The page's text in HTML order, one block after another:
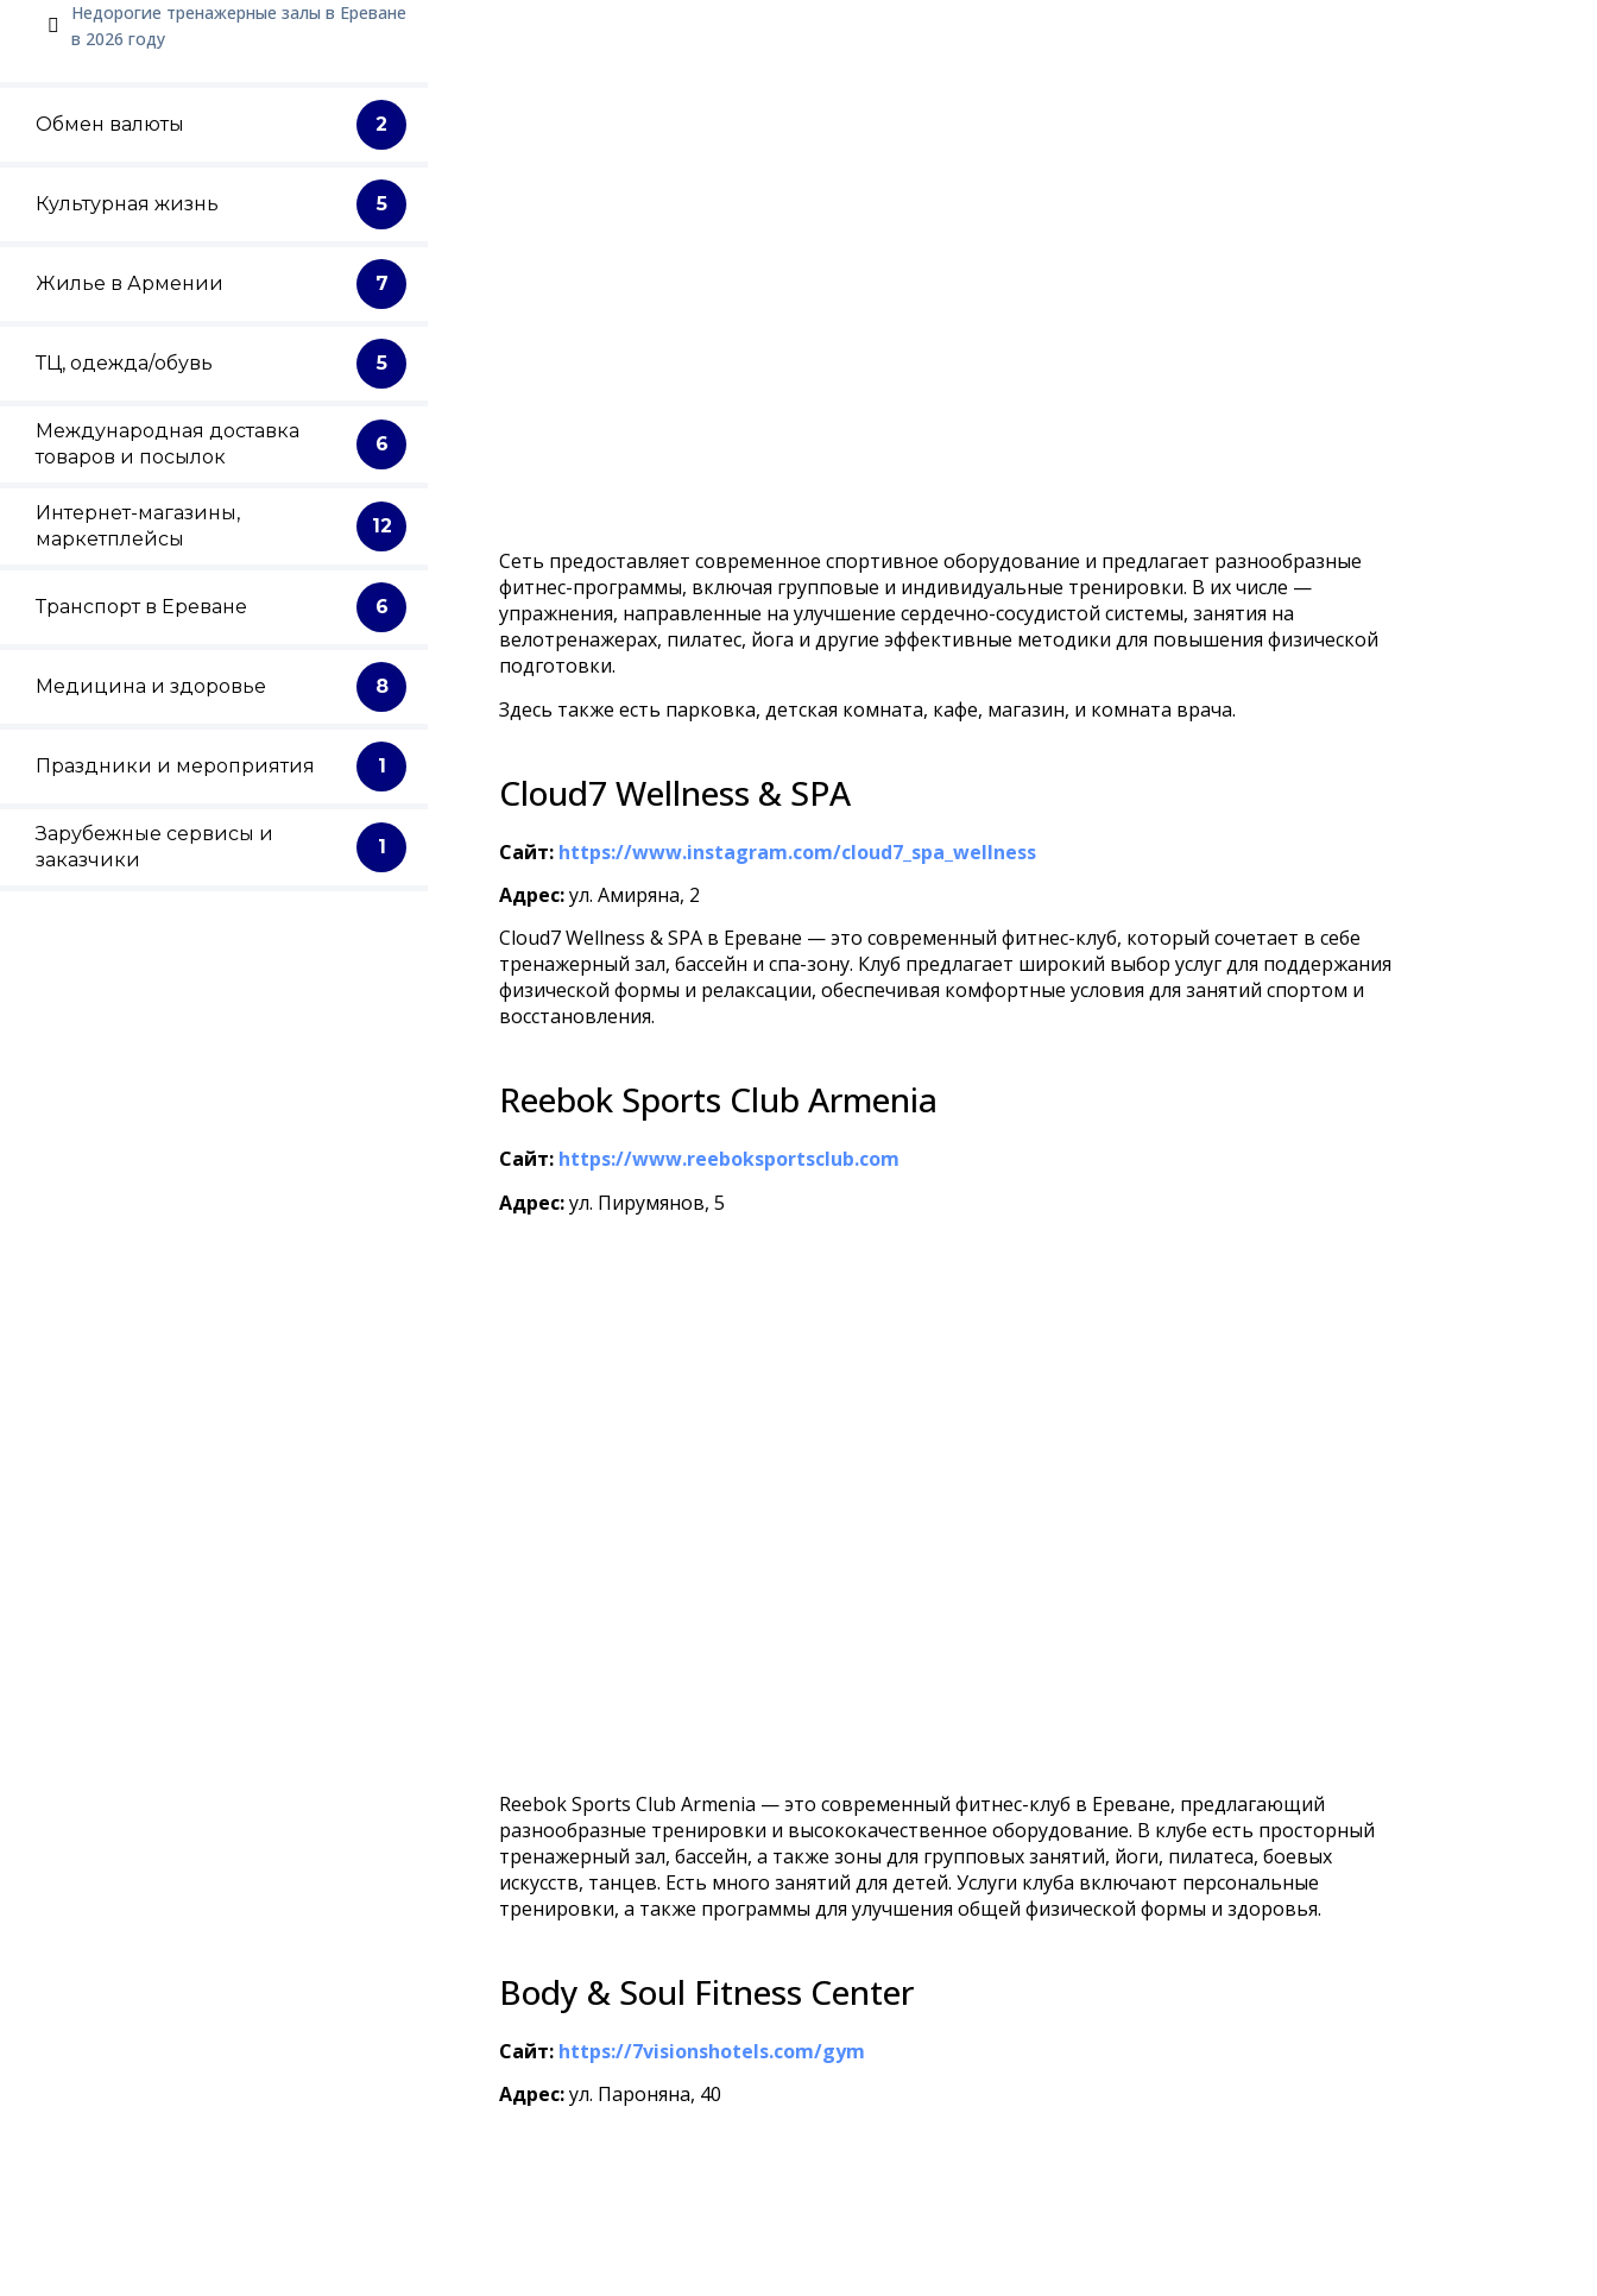
Недорогие тренажерные залы в Ереване
в 2026 году
Обмен валюты 2
Культурная жизнь 5
Жилье в Армении 7
ТЦ, одежда/обувь 5
Международная доставка
товаров и посылок
6
Интернет-магазины,
маркетплейсы
12
Транспорт в Ереване 6
Медицина и здоровье 8
Праздники и мероприятия 1
Зарубежные сервисы и
заказчики
1
Сеть предоставляет современное спортивное оборудование и предлагает разнообразные
фитнес-программы, включая групповые и индивидуальные тренировки. В их числе —
упражнения, направленные на улучшение сердечно-сосудистой системы, занятия на
велотренажерах, пилатес, йога и другие эффективные методики для повышения физической
подготовки.
Здесь также есть парковка, детская комната, кафе, магазин, и комната врача.
Cloud7 Wellness & SPA
Сайт: https://www.instagram.com/cloud7_spa_wellness
Адрес:ул. Амиряна, 2
Cloud7 Wellness & SPA в Ереване — это современный фитнес-клуб, который сочетает в себе
тренажерный зал, бассейн и спа-зону. Клуб предлагает широкий выбор услуг для поддержания
физической формы и релаксации, обеспечивая комфортные условия для занятий спортом и
восстановления.
Reebok Sports Club Armenia
Сайт: https://www.reeboksportsclub.com
Адрес:ул. Пирумянов, 5
Reebok Sports Club Armenia — это современный фитнес-клуб в Ереване, предлагающий
разнообразные тренировки и высококачественное оборудование. В клубе есть просторный
тренажерный зал, бассейн, а также зоны для групповых занятий, йоги, пилатеса, боевых
искусств, танцев. Есть много занятий для детей. Услуги клуба включают персональные
тренировки, а также программы для улучшения общей физической формы и здоровья.
Body & Soul Fitness Center
Сайт: https://7visionshotels.com/gym
Адрес:ул. Пароняна, 40